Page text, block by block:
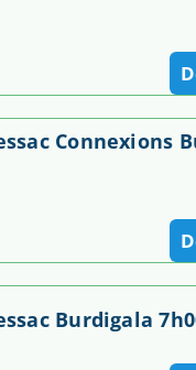
Connexions
Burdigala